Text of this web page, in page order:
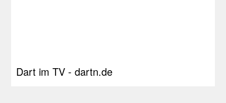
Dart im TV - dartn.de